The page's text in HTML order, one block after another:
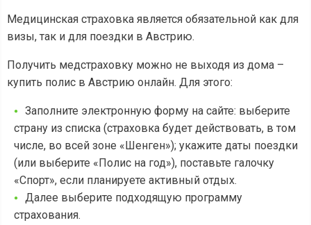
Медицинская страховка является обязательной как для
визы, так и для поездки в Австрию.
Получить медстраховку можно не выходя из дома –
купить полис в Австрию онлайн. Для этого:
Заполните электронную форму на сайте: выберите
страну из списка (страховка будет действовать, в том
числе, во всей зоне «Шенген»); укажите даты поездки
(или выберите «Полис на год»), поставьте галочку
«Спорт», если планируете активный отдых.
Далее выберите подходящую программу
страхования.